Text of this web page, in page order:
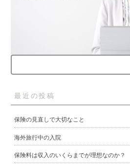
最近の投稿
保険の見直しで大切なこと
海外旅行中の入院
保険料は収入のいくらまでが理想なのか？